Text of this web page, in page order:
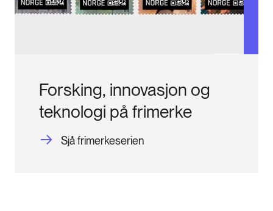
Forsking, innovasjon og
teknologi på frimerke
Sjå frimerkeserien